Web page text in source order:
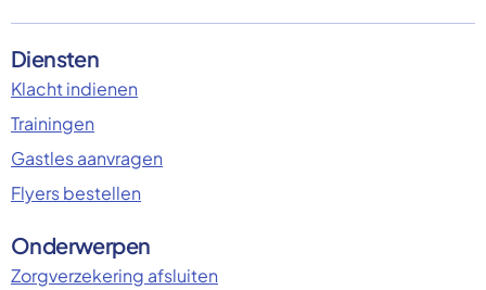
Diensten
Klacht indienen
Trainingen
Gastles aanvragen
Flyers bestellen
Onderwerpen
Zorgverzekering afsluiten